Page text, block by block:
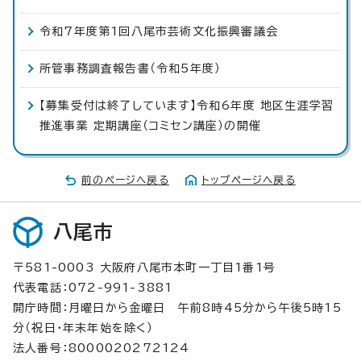
令和7年度第1回八尾市芸術文化振興審議会
所管事務調査報告書（令和5年度）
【募集受付は終了しています】令和6年度 地区生涯学習
推進事業 定期講座（コミセン講座）の開催
前のページへ戻る トップページへ戻る
八尾市
〒581-0003 大阪府八尾市本町一丁目1番1号
代表電話：072-991-3881
開庁時間：月曜日から金曜日 午前8時45分から午後5時15
分（祝日・年末年始を除く）
法人番号：8000020272124